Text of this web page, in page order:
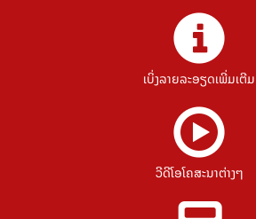
ເບິ່ງລາຍລະອຽດເພີ່ມເຕີມ
ວີດີໂອໂຄສະນາຕ່າງໆ